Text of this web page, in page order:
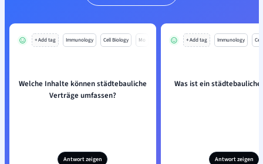
+ Add tag Immunology Cell Biology Mo
Welche Inhalte können städtebauliche
Verträge umfassen?
Antwort zeigen
+ Add tag Immunology
Was ist ein
Antwort zeigen